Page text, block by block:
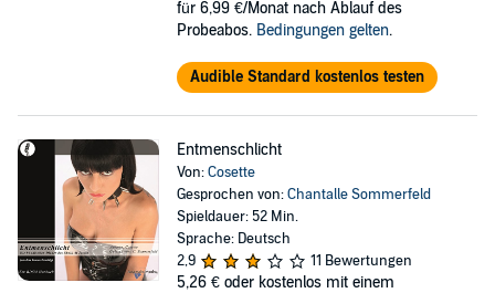
für 6,99 €/Monat nach Ablauf des
Probeabos. Bedingungen gelten.
Audible Standard kostenlos testen
Entmenschlicht
Von:Cosette
Gesprochen von:Chantalle Sommerfeld
Spieldauer: 52 Min.
Sprache: Deutsch
2,9
11 Bewertungen
5,26 € oder kostenlos mit einem